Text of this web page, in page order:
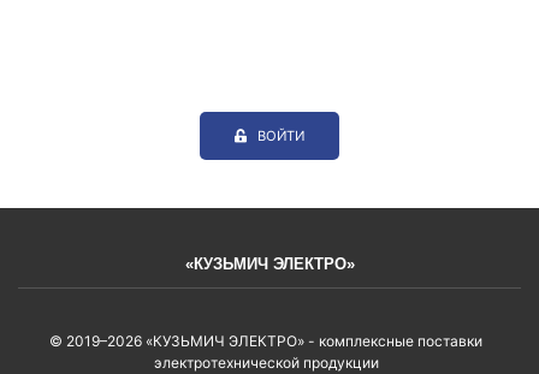
ВОЙТИ
«КУЗЬМИЧ ЭЛЕКТРО»
© 2019–2026 «КУЗЬМИЧ ЭЛЕКТРО» - комплексные поставки
электротехнической продукции